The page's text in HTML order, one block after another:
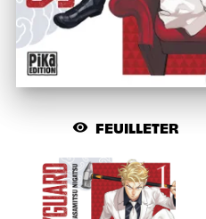
visibility FEUILLETER